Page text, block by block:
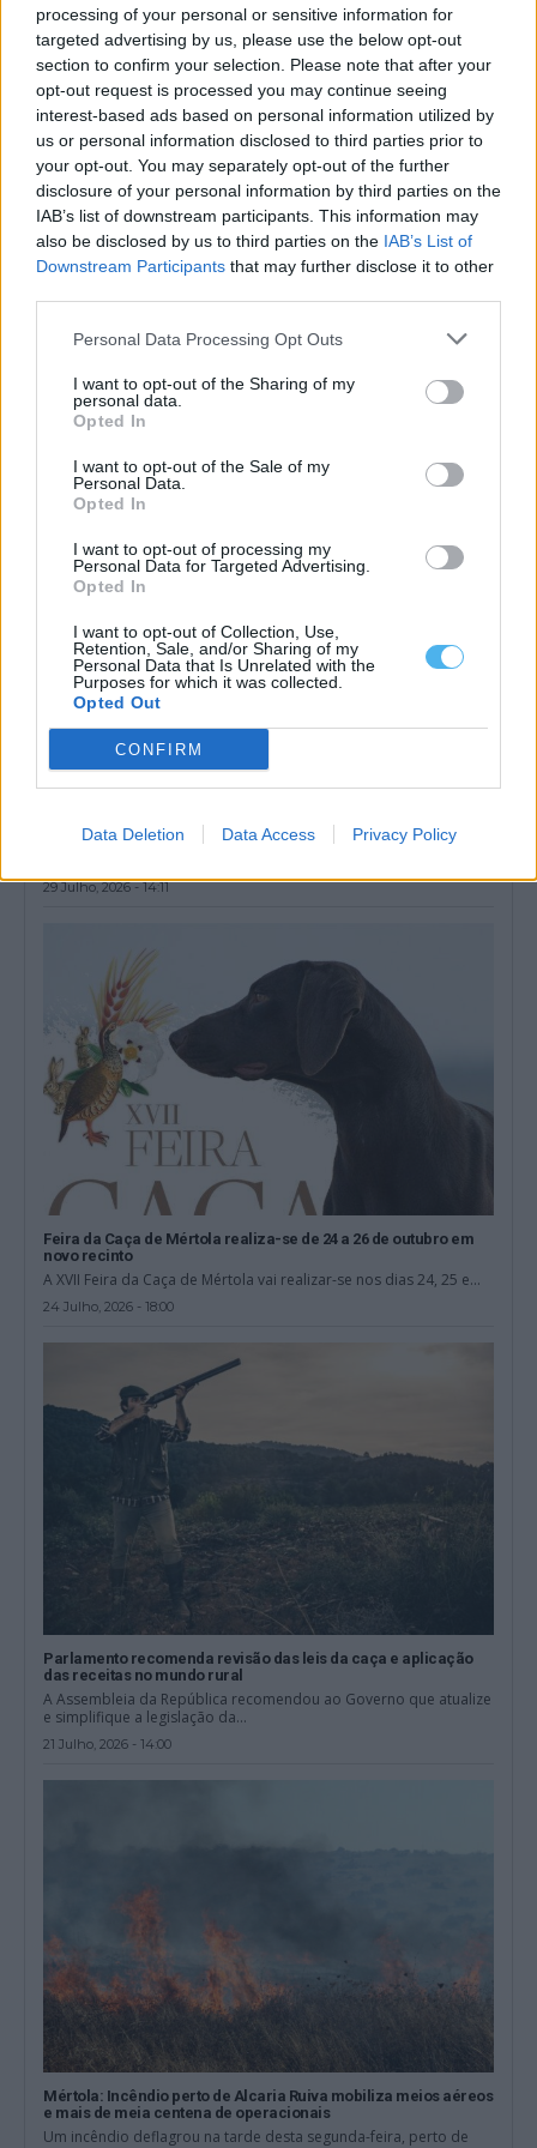
processing of your personal or sensitive information for
targeted advertising by us, please use the below opt-out
section to confirm your selection. Please note that after your
opt-out request is processed you may continue seeing
interest-based ads based on personal information utilized by
us or personal information disclosed to third parties prior to
your opt-out. You may separately opt-out of the further
disclosure of your personal information by third parties on the
IAB’s list of downstream participants. This information may
also be disclosed by us to third parties on the IAB’s List of
Downstream Participants that may further disclose it to other
Personal Data Processing Opt Outs
I want to opt-out of the Sharing of my
personal data.
Opted In
I want to opt-out of the Sale of my
Personal Data.
Opted In
I want to opt-out of processing my
Personal Data for Targeted Advertising.
Opted In
I want to opt-out of Collection, Use,
Retention, Sale, and/or Sharing of my
Personal Data that Is Unrelated with the
Purposes for which it was collected.
Opted Out
CONFIRM
Data Deletion Data Access Privacy Policy
4 Agosto, 2026 - 09:57
realizam-se em agosto
A época venatória 2026-2027 entra numa nova fase durante o
mês de agosto, com...
A zona das Azenhas do Guadiana, em Mértola, no distrito de
29 Julho, 2026 - 14:11
Feira da Caça de Mértola realiza-se de 24 a 26 de outubro em
novo recinto
A XVII Feira da Caça de Mértola vai realizar-se nos dias 24, 25 e...
24 Julho, 2026 - 18:00
Parlamento recomenda revisão das leis da caça e aplicação
das receitas no mundo rural
A Assembleia da República recomendou ao Governo que atualize
e simplifique a legislação da...
21 Julho, 2026 - 14:00
Mértola: Incêndio perto de Alcaria Ruiva mobiliza meios aéreos
e mais de meia centena de operacionais
Um incêndio deflagrou na tarde desta segunda-feira, perto de